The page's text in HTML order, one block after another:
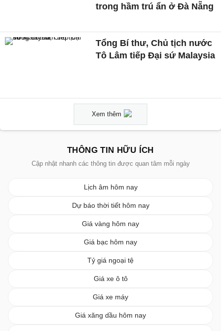
trong hầm trú ẩn ở Đà Nẵng
Tổng Bí thư, Chủ tịch nước
Tô Lâm tiếp Đại sứ Malaysia
Xem thêm
THÔNG TIN HỮU ÍCH
Cập nhật nhanh các thông tin được quan tâm mỗi ngày
Lịch âm hôm nay
Dự báo thời tiết hôm nay
Giá vàng hôm nay
Giá bạc hôm nay
Tỷ giá ngoại tệ
Giá xe ô tô
Giá xe máy
Giá xăng dầu hôm nay